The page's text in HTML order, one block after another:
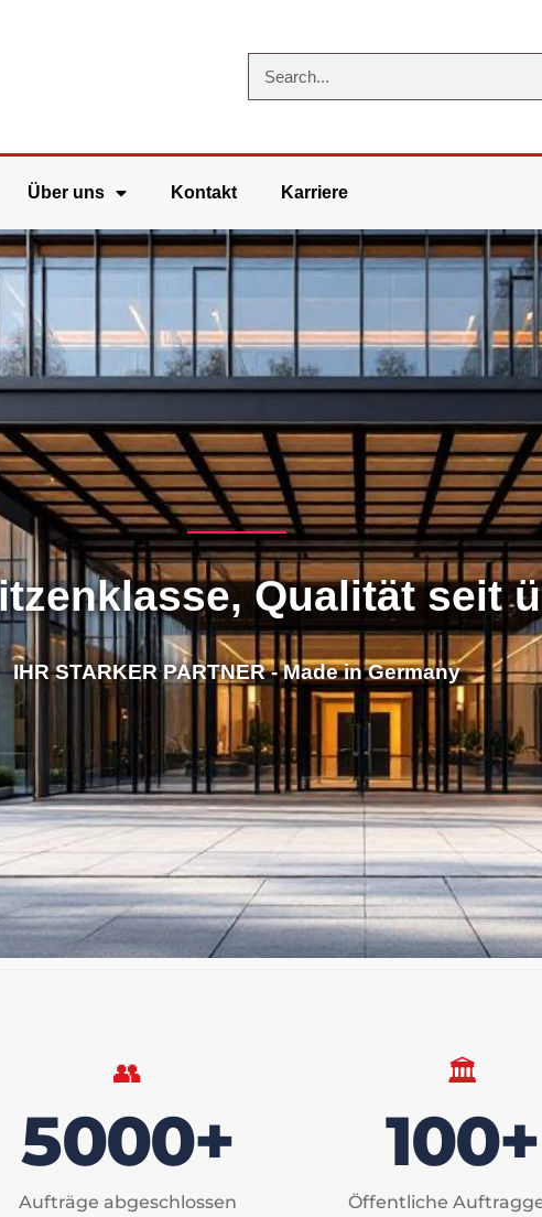
Über uns Kontakt Karriere
Qualität seit
IHR STARKER PARTNER - Made in Germany
👥
5000+
Aufträge abgeschlossen
🏛️
100+
Öffentliche